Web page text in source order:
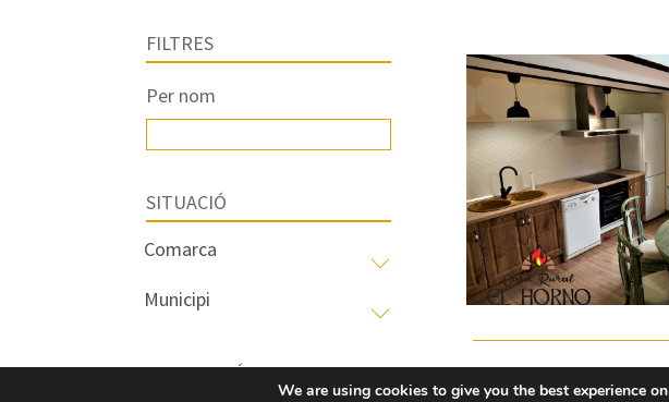
FILTRES
Per nom
SITUACIÓ
CARACTERÍSTIQUES
We are using cookies to give you the best experience